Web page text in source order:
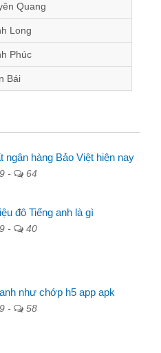
Quang
Long
Phúc
Bái
cáo trên facebook. Tôi là
sinh nhật bạn bè, mà đọc
quyết định vay
riêng, trong 1-2 ngày tôi trả
thời và nhanh chóng
ngân hàng Bảo Việt hiện nay
- 64
đô Tiếng anh là gì
- 40
như chớp h5 app apk
- 58